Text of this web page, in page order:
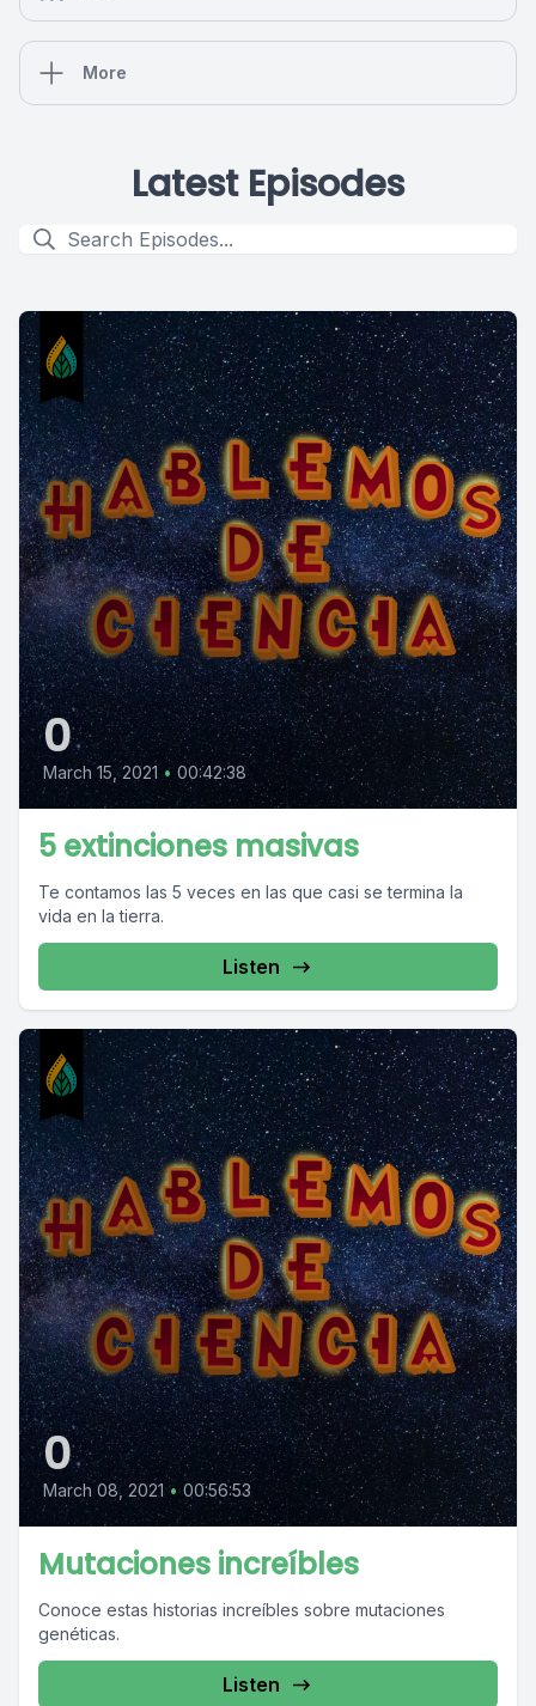
More
Latest Episodes
0
March 15, 2021 • 00:42:38
5 extinciones masivas
Te contamos las 5 veces en las que casi se termina la
vida en la tierra.
Listen
0
March 08, 2021 • 00:56:53
Mutaciones increíbles
Conoce estas historias increíbles sobre mutaciones
genéticas.
Listen